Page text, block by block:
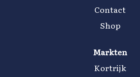
Contact
Shop
Markten
Kortrijk